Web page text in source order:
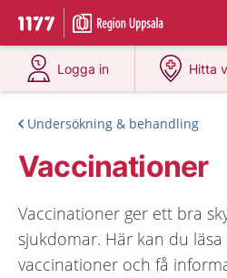
Till startsidan för 1177
Du har valt region
Logga in
på 1177.se
Hitta
på
Undersökning & behandling
Vaccinationer
Vaccinationer ger ett bra
sjukdomar. Här kan du läsa
vaccinationer och få